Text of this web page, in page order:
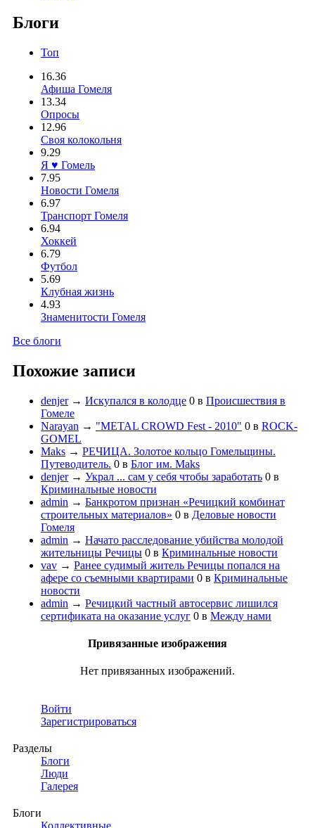
Блоги
Топ
16.36
Афиша Гомеля
13.34
Опросы
12.96
Своя колокольня
9.29
Я ♥ Гомель
7.95
Новости Гомеля
6.97
Транспорт Гомеля
6.94
Хоккей
6.79
Футбол
5.69
Клубная жизнь
4.93
Знаменитости Гомеля
Все блоги
Похожие записи
denjer→ Искупался в колодце 0 в Происшествия в
Гомеле
Narayan → "METAL CROWD Fest - 2010" 0 в ROCK-
GOMEL
Maks → РЕЧИЦА. Золотое кольцо Гомельщины.
Путеводитель. 0 в Блог им. Maks
denjer→ Украл ... сам у себя чтобы заработать 0 в
Криминальные новости
admin → Банкротом признан «Речицкий комбинат
строительных материалов» 0 в Деловые новости
Гомеля
admin → Начато расследование убийства молодой
жительницы Речицы 0 в Криминальные новости
vav → Ранее судимый житель Речицы попался на
афере со съемными квартирами 0 в Криминальные
новости
admin → Речицкий частный автосервис лишился
сертификата на оказание услуг 0 в Между нами
Привязанные изображения
Нет привязанных изображений.
Войти
Зарегистрироваться
Разделы
Блоги
Люди
Галерея
Блоги